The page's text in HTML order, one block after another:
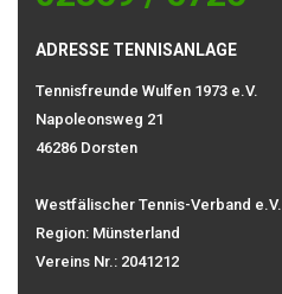
ADRESSE TENNISANLAGE
Tennisfreunde Wulfen 1973 e.V.
Napoleonsweg 21
46286 Dorsten
Westfälischer Tennis-Verband e.V.
Region: Münsterland
Vereins Nr.: 2041212